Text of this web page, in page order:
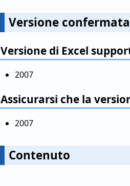
Versione
Versione di Excel
2007
Assicurarsi che la
2007
Contenuto